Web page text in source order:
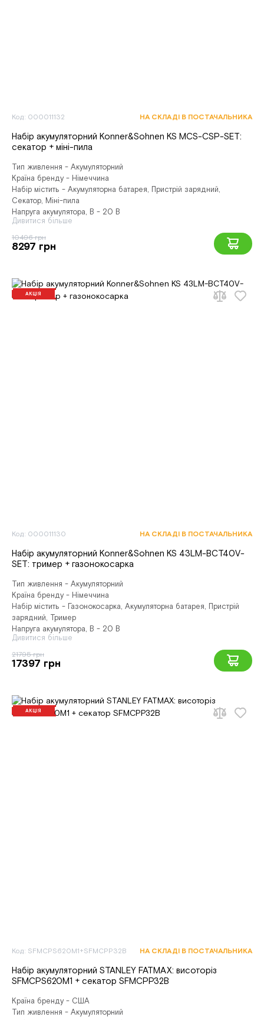
Код: 000011132 НА СКЛАДІ В ПОСТАЧАЛЬНИКА
Набір акумуляторний Konner&Sohnen KS MCS-CSP-SET:
секатор + міні-пила
Тип живлення - Акумуляторний
Країна бренду - Німеччина
Набір містить - Акумуляторна батарея, Пристрій зарядний,
Секатор, Міні-пила
Напруга акумулятора, В - 20 В
Дивитися більше
10496 грн
8297 грн
АКЦІЯ
Код: 000011130 НА СКЛАДІ В ПОСТАЧАЛЬНИКА
Набір акумуляторний Konner&Sohnen KS 43LM-BCT40V-
SET: тример + газонокосарка
Тип живлення - Акумуляторний
Країна бренду - Німеччина
Набір містить - Газонокосарка, Акумуляторна батарея, Пристрій
зарядний, Тример
Напруга акумулятора, В - 20 В
Дивитися більше
21795 грн
17397 грн
АКЦІЯ
Код: SFMCPS620M1+SFMCPP32B НА СКЛАДІ В ПОСТАЧАЛЬНИКА
Набір акумуляторний STANLEY FATMAX: висоторіз
SFMCPS620M1 + секатор SFMCPP32B
Країна бренду - США
Тип живлення - Акумуляторний